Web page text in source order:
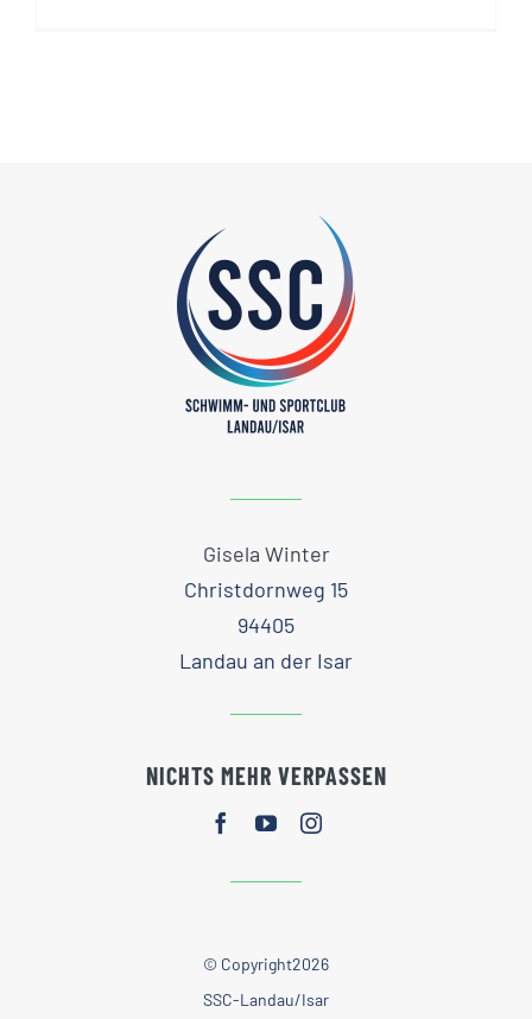
Gisela Winter
Christdornweg 15
94405
Landau an der Isar
NICHTS MEHR VERPASSEN
© Copyright2026
SSC-Landau/Isar